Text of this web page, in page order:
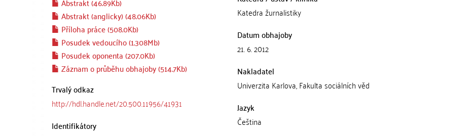
Abstrakt (anglicky) (48.06Kb)
Příloha práce (508.0Kb)
Posudek vedoucího (1.308Mb)
Posudek oponenta (207.0Kb)
Záznam o průběhu obhajoby (514.7Kb)
Trvalý odkaz
http://hdl.handle.net/20.500.11956/41931
Identifikátory
Katedra žurnalistiky
Datum obhajoby
21. 6. 2012
Nakladatel
Univerzita Karlova, Fakulta sociálních věd
Jazyk
Čeština